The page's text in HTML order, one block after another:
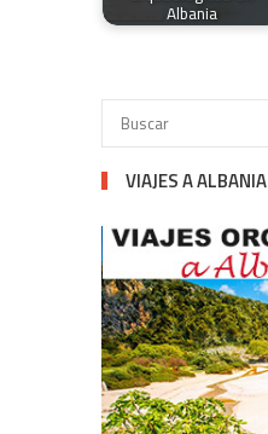
Albania
VIAJES A ALBANIA